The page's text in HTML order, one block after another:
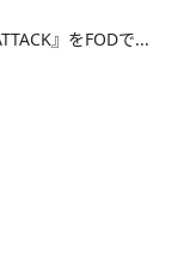
』をFODで...